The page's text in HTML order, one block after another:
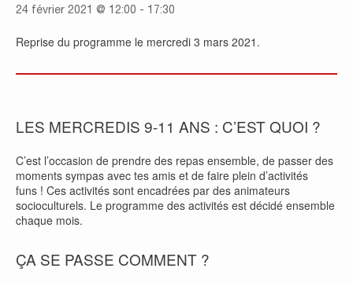
24 février 2021 @ 12:00 - 17:30
Reprise du programme le mercredi 3 mars 2021.
LES MERCREDIS 9-11 ANS : C’EST QUOI ?
C’est l’occasion de prendre des repas ensemble, de passer des
moments sympas avec tes amis et de faire plein d’activités
funs ! Ces activités sont encadrées par des animateurs
socioculturels. Le programme des activités est décidé ensemble
chaque mois.
ÇA SE PASSE COMMENT ?